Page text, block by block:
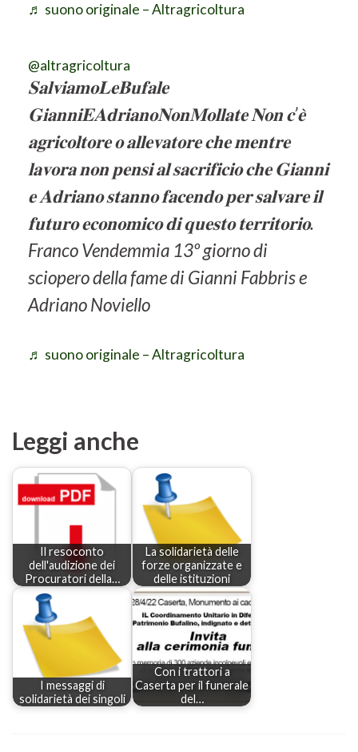
♬ suono originale – Altragricoltura
@altragricoltura
𝐒𝐚𝐥𝐯𝐢𝐚𝐦𝐨𝐋𝐞𝐁𝐮𝐟𝐚𝐥𝐞
𝐆𝐢𝐚𝐧𝐧𝐢𝐄𝐀𝐝𝐫𝐢𝐚𝐧𝐨𝐍𝐨𝐧𝐌𝐨𝐥𝐥𝐚𝐭𝐞 𝐍𝐨𝐧 𝐜’𝐞̀
𝐚𝐠𝐫𝐢𝐜𝐨𝐥𝐭𝐨𝐫𝐞 𝐨 𝐚𝐥𝐥𝐞𝐯𝐚𝐭𝐨𝐫𝐞 𝐜𝐡𝐞 𝐦𝐞𝐧𝐭𝐫𝐞
𝐥𝐚𝐯𝐨𝐫𝐚 𝐧𝐨𝐧 𝐩𝐞𝐧𝐬𝐢 𝐚𝐥 𝐬𝐚𝐜𝐫𝐢𝐟𝐢𝐜𝐢𝐨 𝐜𝐡𝐞 𝐆𝐢𝐚𝐧𝐧𝐢
𝐞 𝐀𝐝𝐫𝐢𝐚𝐧𝐨 𝐬𝐭𝐚𝐧𝐧𝐨 𝐟𝐚𝐜𝐞𝐧𝐝𝐨 𝐩𝐞𝐫 𝐬𝐚𝐥𝐯𝐚𝐫𝐞 𝐢𝐥
𝐟𝐮𝐭𝐮𝐫𝐨 𝐞𝐜𝐨𝐧𝐨𝐦𝐢𝐜𝐨 𝐝𝐢 𝐪𝐮𝐞𝐬𝐭𝐨 𝐭𝐞𝐫𝐫𝐢𝐭𝐨𝐫𝐢𝐨.
Franco Vendemmia 13º giorno di
sciopero della fame di Gianni Fabbris e
Adriano Noviello
♬ suono originale – Altragricoltura
Leggi anche
Il resoconto
dell'audizione dei
Procuratori della…
La solidarietà delle
forze organizzate e
delle istituzioni
I messaggi di
solidarietà dei singoli
Con i trattori a
Caserta per il funerale
del…